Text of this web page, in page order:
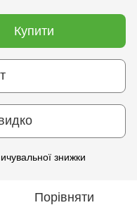
Купити
знижки
Порівняти